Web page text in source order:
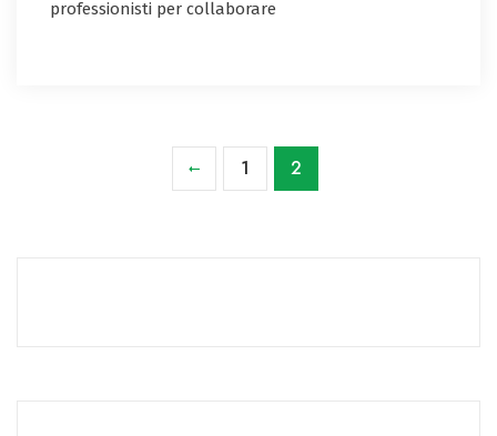
professionisti per collaborare
1 2